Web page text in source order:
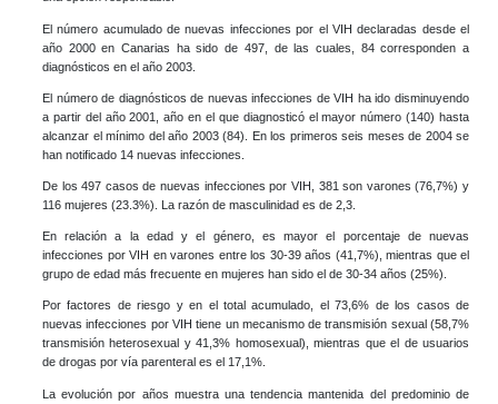
El número acumulado de nuevas infecciones por el VIH declaradas desde el
año 2000 en Canarias ha sido de 497, de las cuales, 84 corresponden a
diagnósticos en el año 2003.
El número de diagnósticos de nuevas infecciones de VIH ha ido disminuyendo
a partir del año 2001, año en el que diagnosticó el mayor número (140) hasta
alcanzar el mínimo del año 2003 (84). En los primeros seis meses de 2004 se
han notificado 14 nuevas infecciones.
De los 497 casos de nuevas infecciones por VIH, 381 son varones (76,7%) y
116 mujeres (23.3%). La razón de masculinidad es de 2,3.
En relación a la edad y el género, es mayor el porcentaje de nuevas
infecciones por VIH en varones entre los 30-39 años (41,7%), mientras que el
grupo de edad más frecuente en mujeres han sido el de 30-34 años (25%).
Por factores de riesgo y en el total acumulado, el 73,6% de los casos de
nuevas infecciones por VIH tiene un mecanismo de transmisión sexual (58,7%
transmisión heterosexual y 41,3% homosexual), mientras que el de usuarios
de drogas por vía parenteral es el 17,1%.
La evolución por años muestra una tendencia mantenida del predominio de